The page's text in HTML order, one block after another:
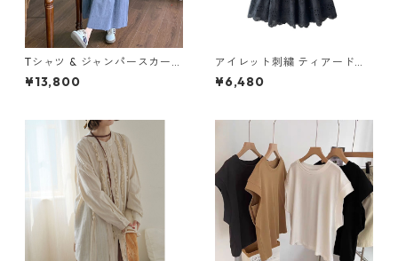
Tシャツ & ジャンパースカート
セットアップ M 250310
¥13,800
アイレット刺繍 ティアードロ
ングスカート6col H 260119
¥6,480